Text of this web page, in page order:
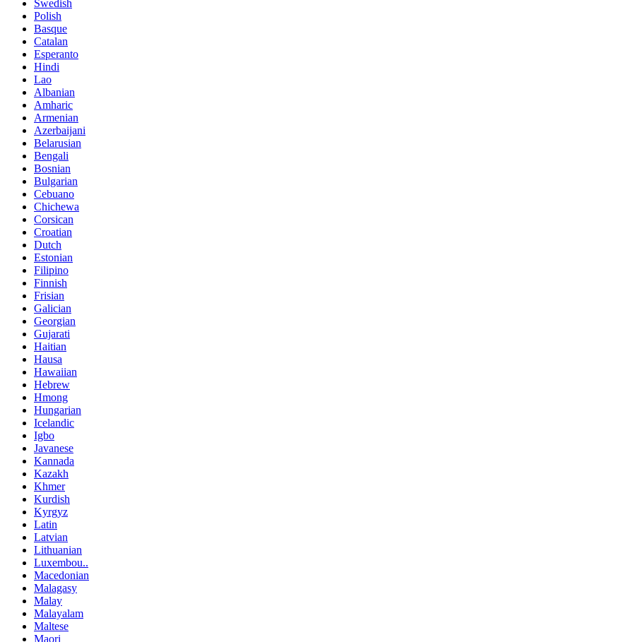
Swedish
Polish
Basque
Catalan
Esperanto
Hindi
Lao
Albanian
Amharic
Armenian
Azerbaijani
Belarusian
Bengali
Bosnian
Bulgarian
Cebuano
Chichewa
Corsican
Croatian
Dutch
Estonian
Filipino
Finnish
Frisian
Galician
Georgian
Gujarati
Haitian
Hausa
Hawaiian
Hebrew
Hmong
Hungarian
Icelandic
Igbo
Javanese
Kannada
Kazakh
Khmer
Kurdish
Kyrgyz
Latin
Latvian
Lithuanian
Luxembou..
Macedonian
Malagasy
Malay
Malayalam
Maltese
Maori